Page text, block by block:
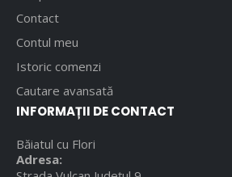
Contact
Contul meu
Istoric comenzi
Cautare avansată
INFORMAȚII DE CONTACT
Băiatul cu Flori
Adresa: